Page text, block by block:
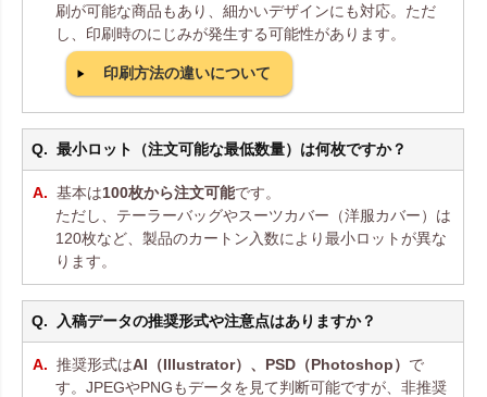
刷が可能な商品もあり、細かいデザインにも対応。ただ
し、印刷時のにじみが発生する可能性があります。
印刷方法の違いについて
最小ロット（注文可能な最低数量）は何枚ですか？
基本は100枚から注文可能です。
ただし、テーラーバッグやスーツカバー（洋服カバー）は
120枚など、製品のカートン入数により最小ロットが異な
ります。
入稿データの推奨形式や注意点はありますか？
推奨形式はAI（Illustrator）、PSD（Photoshop） で
す。JPEGやPNGもデータを見て判断可能ですが、非推奨